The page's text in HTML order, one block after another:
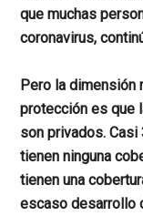
que muchas
coronavirus,
Pero la dimensión
protección es que
son privados. Casi
tienen ninguna
tienen una
escaso desarrollo